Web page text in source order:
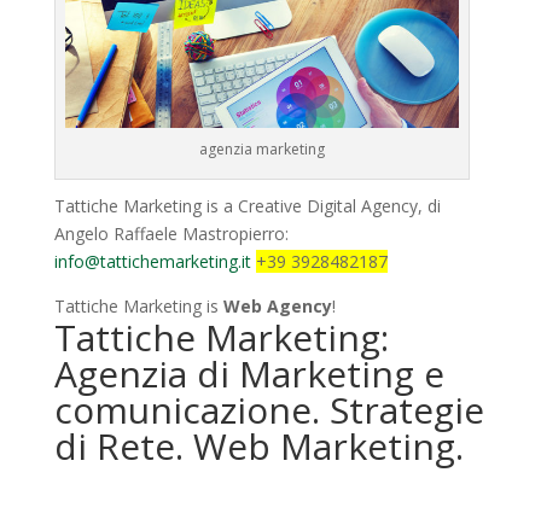
agenzia marketing
Tattiche Marketing is a Creative Digital Agency, di
Angelo Raffaele Mastropierro:
info@tattichemarketing.it +39 3928482187
Tattiche Marketing is Web Agency!
Tattiche Marketing:
Agenzia di Marketing e
comunicazione. Strategie
di Rete. Web Marketing.